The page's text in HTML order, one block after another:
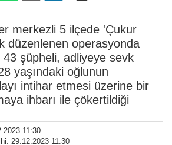
merkezli 5 ilçede 'Çukur
düzenlenen operasyonda
43 şüpheli, adliyeye sevk
yaşındaki oğlunun
intihar etmesi üzerine bir
ihbarı ile çökertildiği
11:30
29.12.2023 11:30